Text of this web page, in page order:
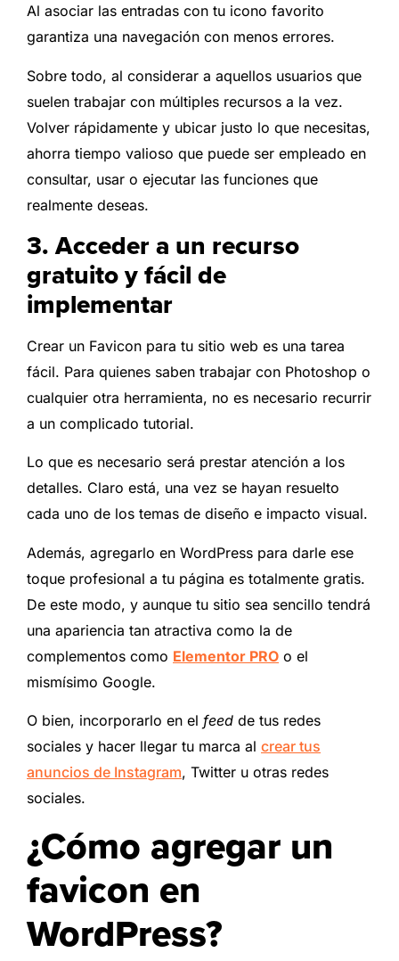
Al asociar las entradas con tu icono favorito
garantiza una navegación con menos errores.
Sobre todo, al considerar a aquellos usuarios que
suelen trabajar con múltiples recursos a la vez.
Volver rápidamente y ubicar justo lo que necesitas,
ahorra tiempo valioso que puede ser empleado en
consultar, usar o ejecutar las funciones que
realmente deseas.
3. Acceder a un recurso
gratuito y fácil de
implementar
Crear un Favicon para tu sitio web es una tarea
fácil. Para quienes saben trabajar con Photoshop o
cualquier otra herramienta, no es necesario recurrir
a un complicado tutorial.
Lo que es necesario será prestar atención a los
detalles. Claro está, una vez se hayan resuelto
cada uno de los temas de diseño e impacto visual.
Además, agregarlo en WordPress para darle ese
toque profesional a tu página es totalmente gratis.
De este modo, y aunque tu sitio sea sencillo tendrá
una apariencia tan atractiva como la de
complementos como Elementor PRO o el
mismísimo Google.
O bien, incorporarlo en el feed de tus redes
sociales y hacer llegar tu marca al crear tus
anuncios de Instagram, Twitter u otras redes
sociales.
¿Cómo agregar un
favicon en
WordPress?